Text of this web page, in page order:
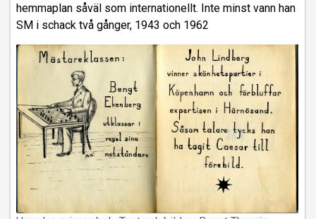
hemmaplan såväl som internationellt. Inte minst vann han
SM i schack två gånger, 1943 och 1962